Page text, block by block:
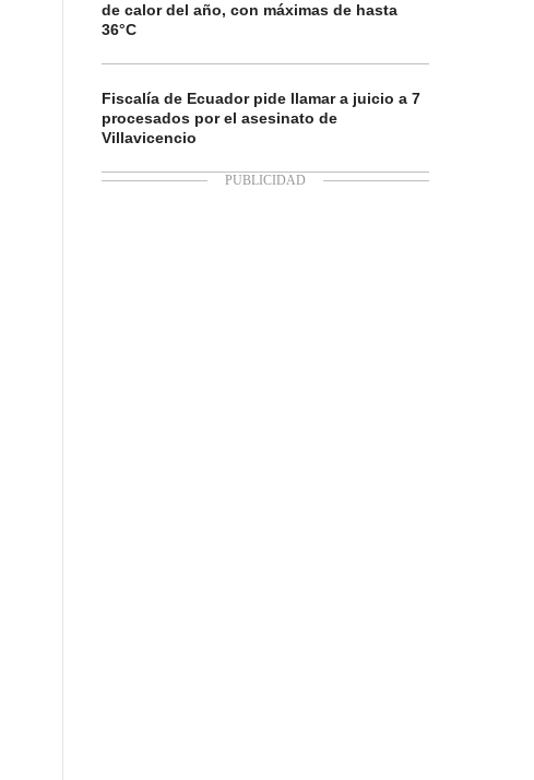
de calor del año, con máximas de hasta
36°C
Fiscalía de Ecuador pide llamar a juicio a 7
procesados por el asesinato de
Villavicencio